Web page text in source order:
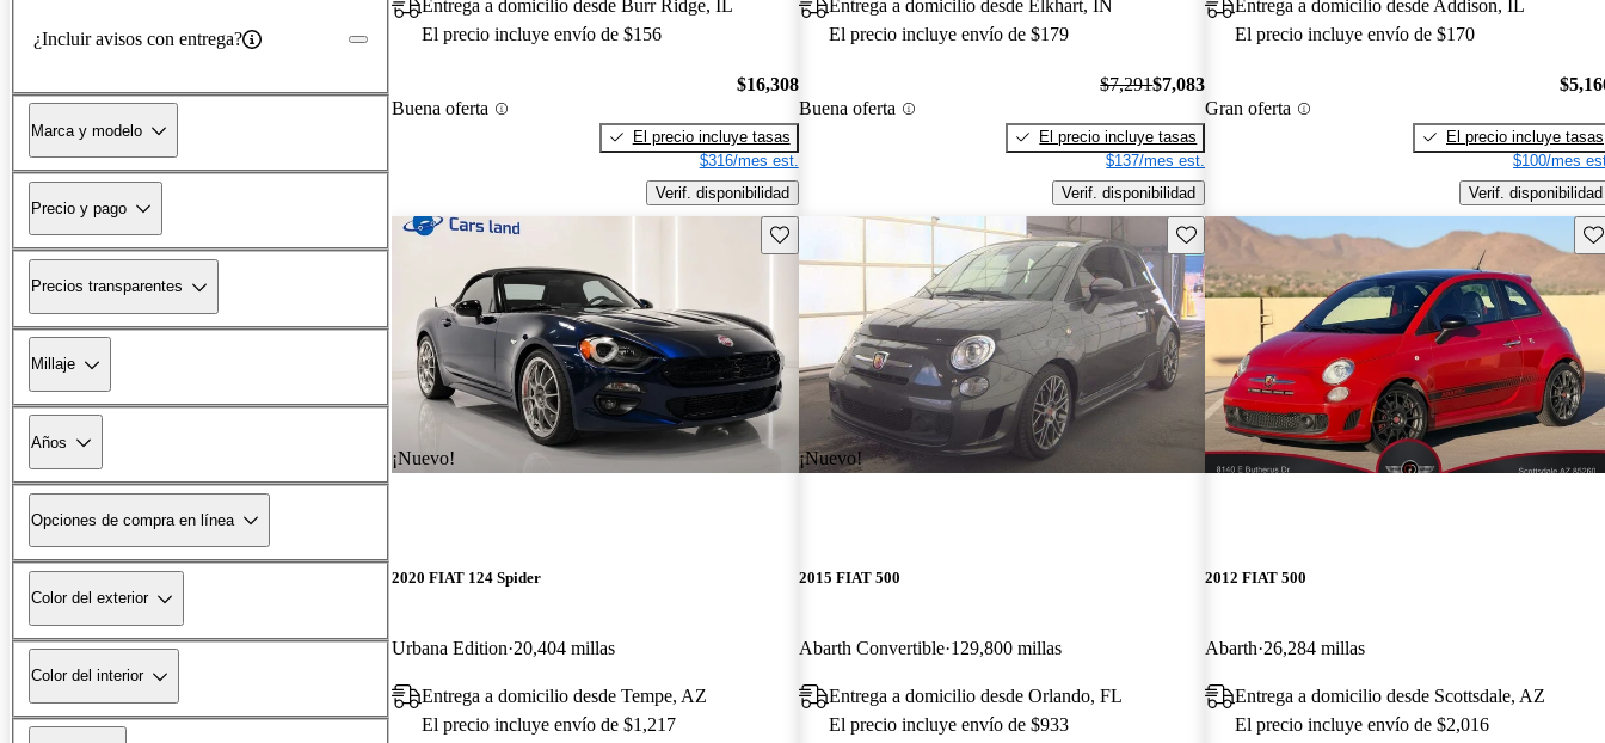
¿Incluir avisos con entrega?
Marca y modelo
Precio y pago
Precios transparentes
Millaje
Años
Opciones de compra en línea
Color del exterior
Color del interior
Entrega a domicilio desde Burr Ridge, IL
El precio incluye envío de $156
Buena oferta
$16,308
El precio incluye tasas
$316/mes est.
Verif. disponibilidad
Entrega a domicilio desde Elkhart, IN
El precio incluye envío de $179
Buena oferta
$7,291$7,083
El precio incluye tasas
$137/mes est.
Verif. disponibilidad
Entrega a domicilio desde Addison, IL
El precio incluye envío de $170
Gran oferta
El precio incluye tasas
$100/mes
Verif. disponibilidad
¡Nuevo!
Guarda este Aviso
2020 FIAT 124 Spider
Urbana Edition 20,404 millas
Entrega a domicilio desde Tempe, AZ
El precio incluye envío de $1,217
¡Nuevo!
Guarda este Aviso
2015 FIAT 500
Abarth Convertible 129,800 millas
Entrega a domicilio desde Orlando, FL
El precio incluye envío de $933
2012 FIAT 500
Abarth 26,284 millas
Entrega a domicilio desde Scottsdale, AZ
El precio incluye envío de $2,016